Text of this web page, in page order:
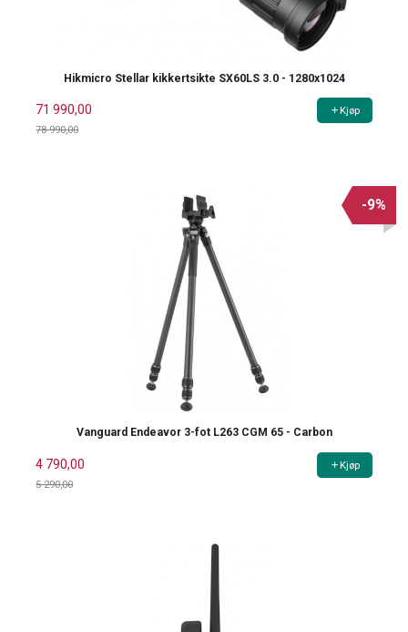
Hikmicro Stellar kikkertsikte SX60LS 3.0 - 1280x1024
71 990,00
78 990,00
Kjøp
Vanguard Endeavor 3-fot L263 CGM 65 - Carbon
4 790,00
5 290,00
-9%
Kjøp